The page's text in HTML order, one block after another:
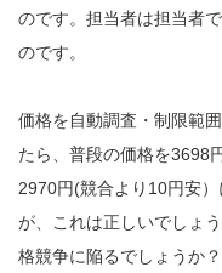
のです。担当者は担当者
のです。
価格を自動調査・制限範
たら、普段の価格を3698
2970円(競合より10円安
が、これは正しいでしょ
格競争に陥るでしょうか